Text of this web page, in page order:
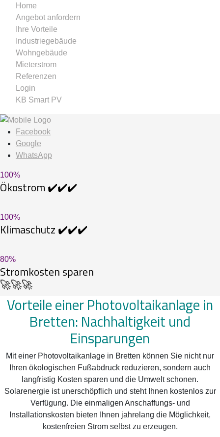
Home
Angebot anfordern
Ihre Vorteile
Industriegebäude
Wohngebäude
Mieterstrom
Referenzen
Login
KB Smart PV
Facebook
Google
WhatsApp
100%
Ökostrom ✔️✔️✔️
100%
Klimaschutz ✔️✔️✔️
80%
Stromkosten sparen
🚀🚀🚀
Vorteile einer Photovoltaikanlage in
Bretten: Nachhaltigkeit und
Einsparungen
Mit einer Photovoltaikanlage in Bretten können Sie nicht nur
Ihren ökologischen Fußabdruck reduzieren, sondern auch
langfristig Kosten sparen und die Umwelt schonen.
Solarenergie ist unerschöpflich und steht Ihnen kostenlos zur
Verfügung. Die einmaligen Anschaffungs- und
Installationskosten bieten Ihnen jahrelang die Möglichkeit,
kostenfreien Strom selbst zu erzeugen.